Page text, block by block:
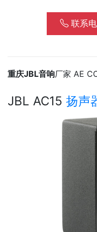
86 dB SPL / 1W
续, 600W 峰值• 覆盖
联系
重庆JBL音响厂家 AE
JBL AC15 扬声